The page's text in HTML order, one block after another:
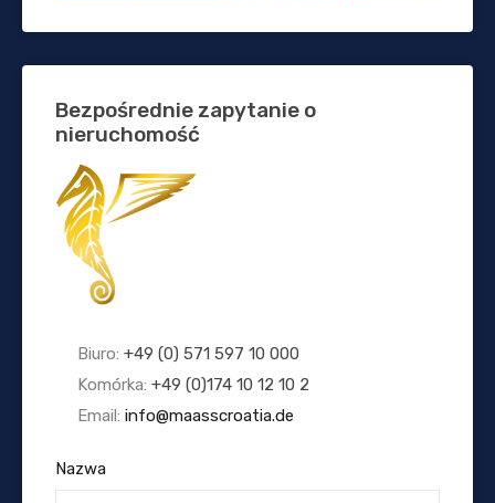
Bezpośrednie zapytanie o
nieruchomość
Biuro: +49 (0) 571 597 10 000
Komórka: +49 (0)174 10 12 10 2
Email: info@maasscroatia.de
Nazwa